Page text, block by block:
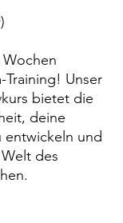
Wochen
Training! Unser
bietet die
deine
entwickeln und
des